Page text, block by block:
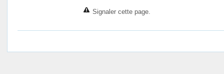
Signaler cette page.